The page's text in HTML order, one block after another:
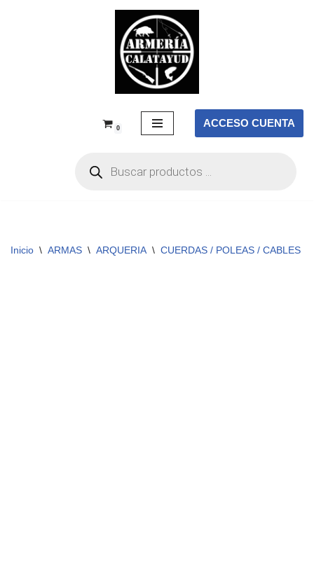
0 ACCESO CUENTA
Inicio \ ARMAS \ ARQUERIA \ CUERDAS / POLEAS / CABLES